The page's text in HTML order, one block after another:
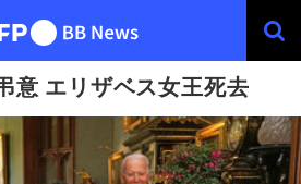
意 エリザベス女王死去